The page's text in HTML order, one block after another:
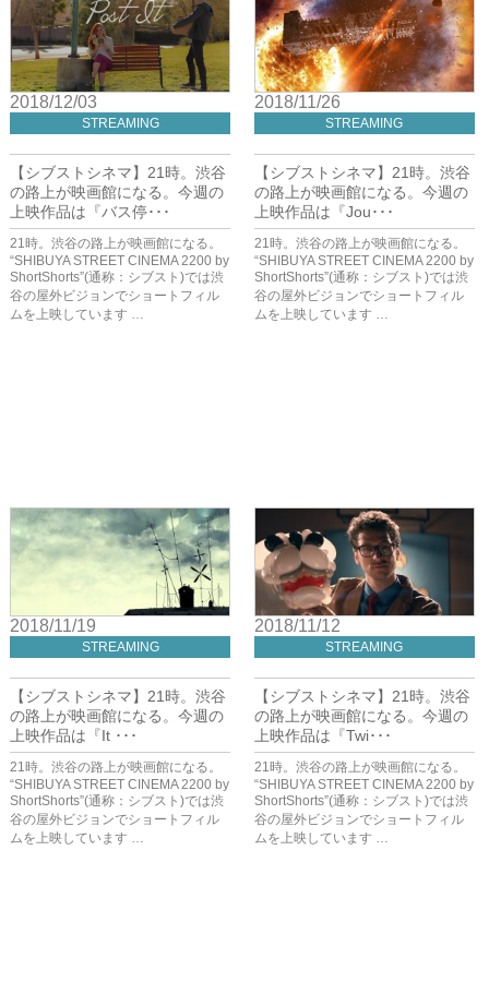
2018/12/03
STREAMING
【シブストシネマ】21時。渋谷
の路上が映画館になる。今週の
上映作品は『バス停･･･
21時。渋谷の路上が映画館になる。
“SHIBUYA STREET CINEMA 2200 by
ShortShorts”(通称：シブスト)では渋
谷の屋外ビジョンでショートフィル
ムを上映しています …
2018/11/26
STREAMING
【シブストシネマ】21時。渋谷
の路上が映画館になる。今週の
上映作品は『Jou･･･
21時。渋谷の路上が映画館になる。
“SHIBUYA STREET CINEMA 2200 by
ShortShorts”(通称：シブスト)では渋
谷の屋外ビジョンでショートフィル
ムを上映しています …
2018/11/19
STREAMING
【シブストシネマ】21時。渋谷
の路上が映画館になる。今週の
上映作品は『It ･･･
21時。渋谷の路上が映画館になる。
“SHIBUYA STREET CINEMA 2200 by
ShortShorts”(通称：シブスト)では渋
谷の屋外ビジョンでショートフィル
ムを上映しています …
2018/11/12
STREAMING
【シブストシネマ】21時。渋谷
の路上が映画館になる。今週の
上映作品は『Twi･･･
21時。渋谷の路上が映画館になる。
“SHIBUYA STREET CINEMA 2200 by
ShortShorts”(通称：シブスト)では渋
谷の屋外ビジョンでショートフィル
ムを上映しています …